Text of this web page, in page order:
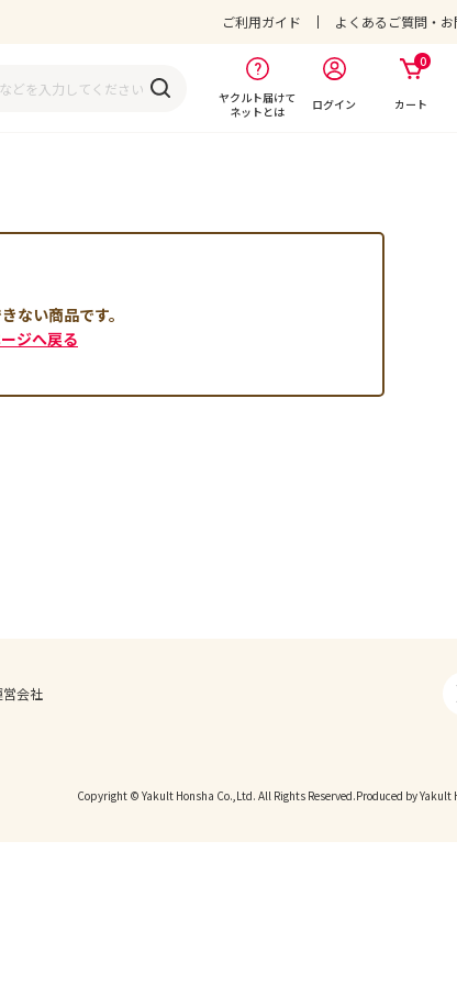
ご利用ガイド よくあるご質問・
ヤクルト届けて
ネットとは
ログイン
0
カート
ない商品です。
ジへ戻る
営会社
Copyright © Yakult Honsha Co.,Ltd. All Rights Reserved.Produced by Yakult